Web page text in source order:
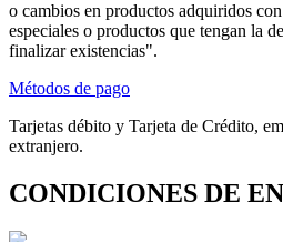
o cambios en productos adquiridos
especiales o productos que tengan la
finalizar existencias".
Métodos de pago
Tarjetas débito y Tarjeta de Crédito,
extranjero.
CONDICIONES DE